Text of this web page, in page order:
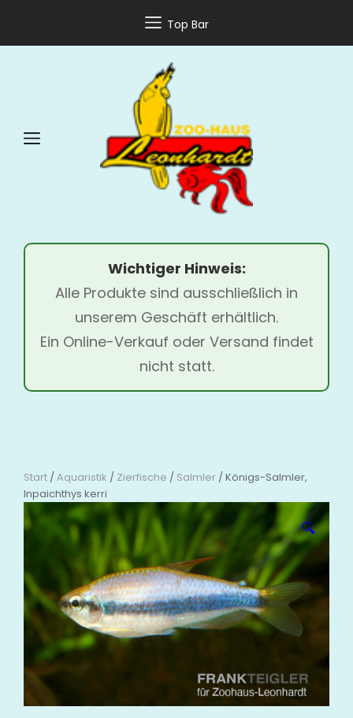
Top Bar
Wichtiger Hinweis:
Alle Produkte sind ausschließlich in
unserem Geschäft erhältlich.
Ein Online-Verkauf oder Versand findet
nicht statt.
Start /Aquaristik / Zierfische / Salmler / Königs-Salmler,
Inpaichthys kerri
🔍